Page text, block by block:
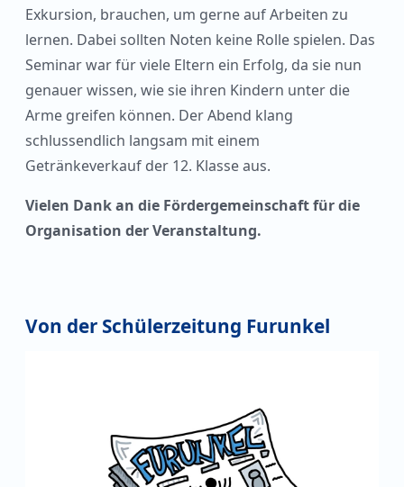
Exkursion, brauchen, um gerne auf Arbeiten zu
lernen. Dabei sollten Noten keine Rolle spielen. Das
Seminar war für viele Eltern ein Erfolg, da sie nun
genauer wissen, wie sie ihren Kindern unter die
Arme greifen können. Der Abend klang
schlussendlich langsam mit einem
Getränkeverkauf der 12. Klasse aus.
Vielen Dank an die Fördergemeinschaft für die
Organisation der Veranstaltung.
Von der Schülerzeitung Furunkel